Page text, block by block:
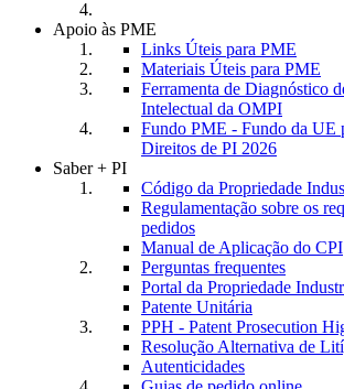
Apoio às PME
Links Úteis para PME
Materiais Úteis para PME
Ferramenta de Diagnóstico
Intelectual da OMPI
Fundo PME - Fundo da UE
Direitos de PI 2026
Saber + PI
Código da Propriedade
Regulamentação sobre os
pedidos
Manual de Aplicação do CPI
Perguntas frequentes
Portal da Propriedade
Patente Unitária
PPH - Patent Prosecution
Resolução Alternativa de
Autenticidades